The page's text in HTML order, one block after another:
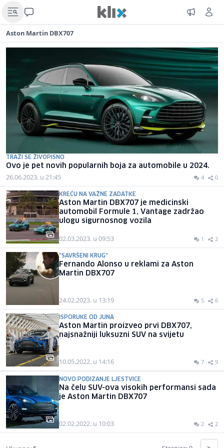
Aston Martin DBX707
TRAŽI SE ŽIVOPISNO
Ovo je pet novih popularnih boja za automobile u 2024.
26.06.2023. u 21:45 4 0
KREĆU NA VAŽNE ZADATKE
Aston Martin DBX707 je medicinski
automobil Formule 1, Vantage zadržao
ulogu sigurnosnog vozila
02.03.2023. u 09:53 1 2
"SAVRŠENI KRUG"
Fernando Alonso u reklami za Aston
Martin DBX707
24.02.2023. u 13:19 5 6
ISPORUKE OD JUNA
Aston Martin proizveo prvi DBX707,
najsnažniji luksuzni SUV na svijetu
10.05.2022. u 14:16 7 9
NOVO PODIZANJE LJESTVICE
Na čelu SUV-ova visokih performansi sada
je Aston Martin DBX707
02.02.2022. u 10:03 2 2